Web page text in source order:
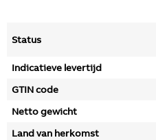
Status
Indicatieve levertijd
GTIN code
Netto gewicht
Land van herkomst